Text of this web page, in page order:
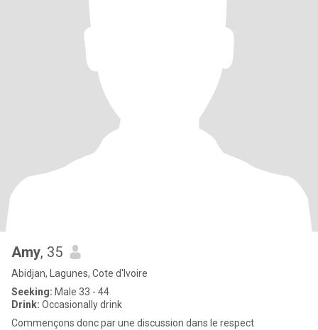
Amy, 35
Abidjan, Lagunes, Cote d'Ivoire
Seeking: Male 33 - 44
Drink: Occasionally drink
Commençons donc par une discussion dans le respect